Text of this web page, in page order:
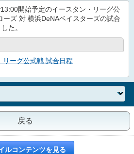
開始予定のイースタン・リーグ公
ーズ 対 横浜DeNAベイスターズの試合
た。
ーグ公式戦 試合日程
戻る
ルコンテンツを見る